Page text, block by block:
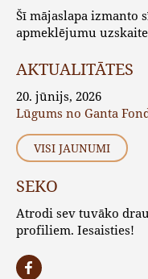
Šī mājaslapa izmanto
apmeklējumu
AKTUALITĀTES
20. jūnijs, 2026
Lūgums no Ganta
VISI JAUNUMI
SEKO
Atrodi sev tuvāko
profiliem. Iesaisties!